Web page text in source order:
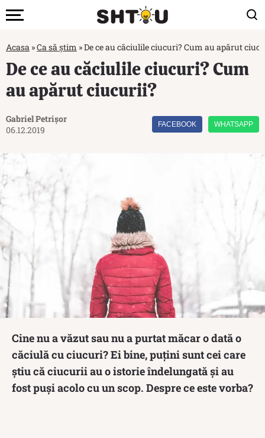
Acasa »Ca să știm »De ce au căciulile ciucuri? Cum au apărut
De ce au căciulile ciucuri? Cum
au apărut ciucurii?
Gabriel Petrișor
06.12.2019
FACEBOOK WHATSAPP
Cine nu a văzut sau nu a purtat măcar o dată o
căciulă cu ciucuri? Ei bine, puţini sunt cei care
ştiu că ciucurii au o istorie îndelungată şi au
fost puşi acolo cu un scop. Despre ce este vorba?